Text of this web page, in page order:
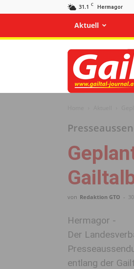
31.1 C Hermagor
Aktuell
Gailtal
Journal
von Redaktion GTO -
Hermagor -
Der
entlang der